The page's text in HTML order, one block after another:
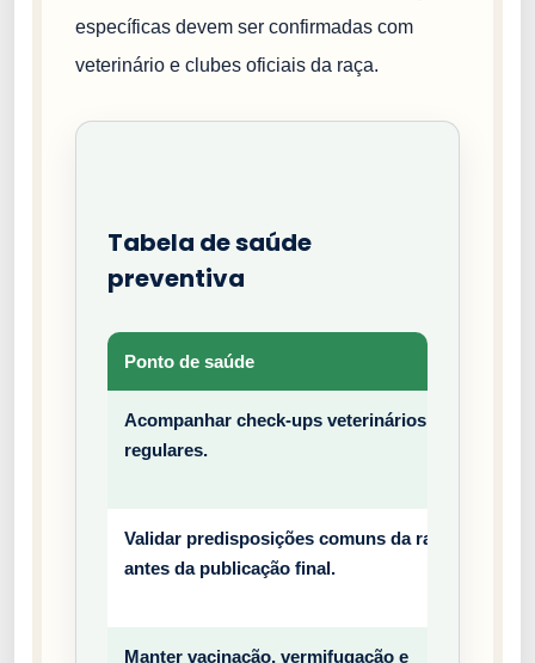
específicas devem ser confirmadas com
veterinário e clubes oficiais da raça.
Tabela de saúde
preventiva
Ponto de saúde
Acompanhar check-ups veterinários
regulares.
Validar predisposições comuns da raça
antes da publicação final.
Manter vacinação, vermifugação e